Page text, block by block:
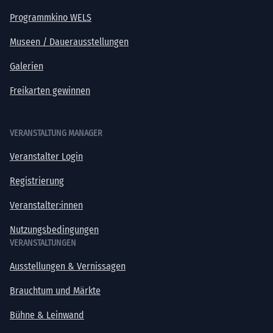
Programmkino WELS
Museen / Dauerausstellungen
Galerien
Freikarten gewinnen
VERANSTALTUNG MANAGER
Veranstalter Login
Registrierung
Veranstalter:innen
Nutzungsbedingungen
VERANSTALTUNGEN
Ausstellungen & Vernissagen
Brauchtum und Märkte
Bühne & Leinwand